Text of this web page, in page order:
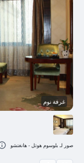
غرفة نوم
صور لـ بلوسوم هوتل - هانغتشو